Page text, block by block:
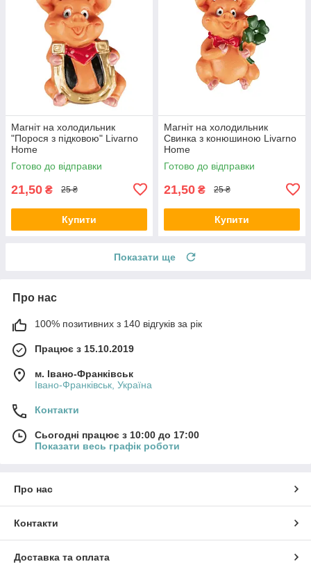
Магніт на холодильник
"Порося з підковою" Livarno
Home
Готово до відправки
21,50 ₴ 25 ₴
Купити
Магніт на холодильник
Свинка з конюшиною Livarno
Home
Готово до відправки
21,50 ₴ 25 ₴
Купити
Показати ще
Про нас
100% позитивних з 140 відгуків за рік
Працює з 15.10.2019
м. Івано-Франківськ
Івано-Франківськ, Україна
Контакти
Сьогодні працює з 10:00 до 17:00
Показати весь графік роботи
Про нас
Контакти
Доставка та оплата